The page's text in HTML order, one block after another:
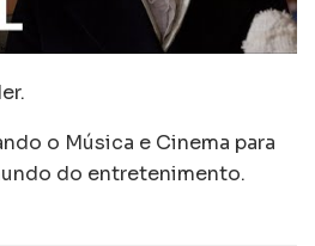
o Música e Cinema para
do entretenimento.